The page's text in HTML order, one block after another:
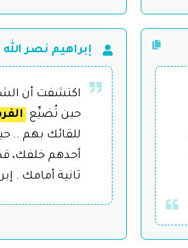
إبراهيم نصر الله
اكتشفت أن
حين تُضيِّع
للقائك بهم ..
أحدهم خلفك، قد
ثانية أمامك .